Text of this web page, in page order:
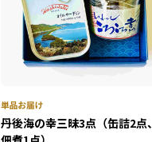
丹後海の幸三昧3点（缶詰2点、